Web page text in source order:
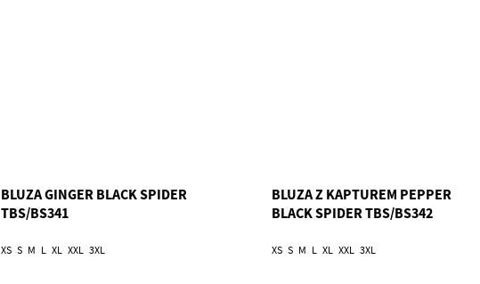
BLUZA GINGER BLACK SPIDER
TBS/BS341
XS S M L XL XXL 3XL
BLUZA Z KAPTUREM PEPPER
BLACK SPIDER TBS/BS342
XS S M L XL XXL 3XL